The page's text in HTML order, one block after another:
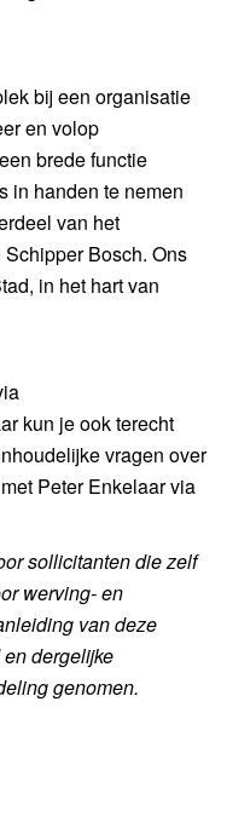
bij een organisatie
en volop
brede functie
in handen te nemen
van het
Bosch. Ons
in het hart van
kun je ook terecht
vragen over
Peter Enkelaar via
sollicitanten die zelf
werving- en
van deze
dergelijke
genomen.